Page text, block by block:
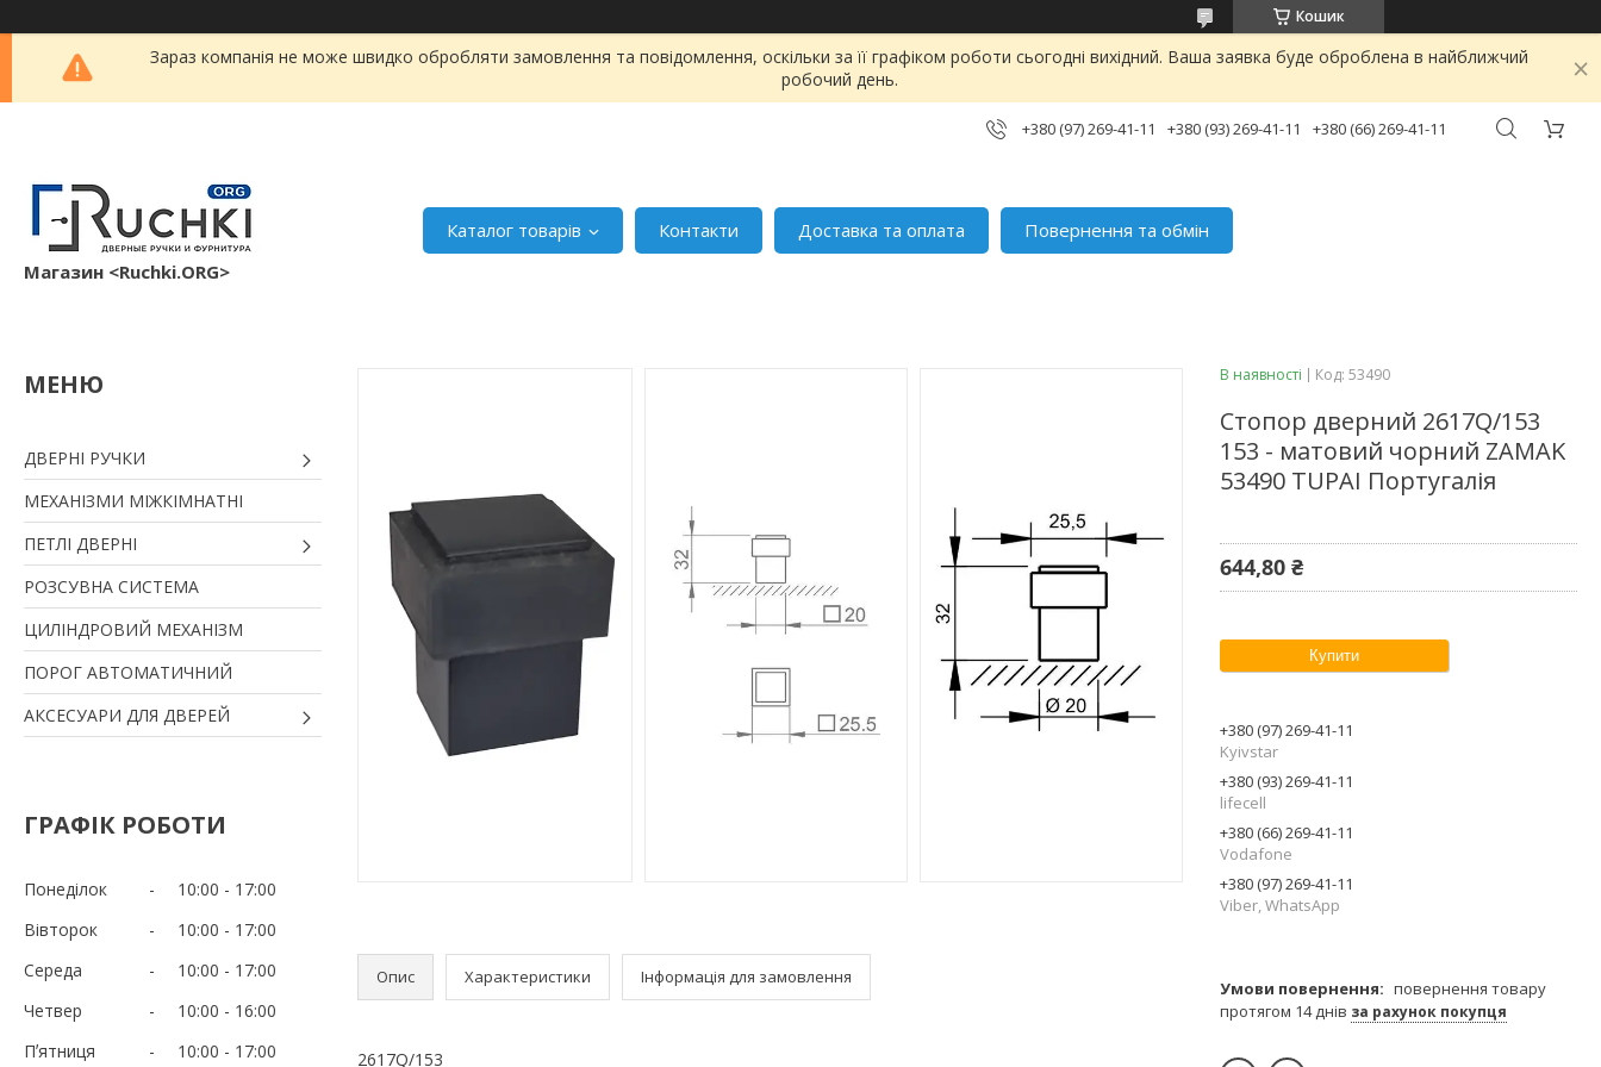
Кошик
Зараз компанія не може швидко обробляти замовлення та повідомлення, оскільки за її графіком роботи сьогодні вихідний. Ваша заявка буде оброблена в найближчий
робочий день.
+380 (97) 269-41-11 +380 (93) 269-41-11 +380 (66) 269-41-11
Магазин <Ruchki.ORG>
Каталог товарів Контакти Доставка та оплата Повернення та обмін
ДВЕРНІ РУЧКИ
МЕХАНІЗМИ МІЖКІМНАТНІ
ПЕТЛІ ДВЕРНІ
РОЗСУВНА СИСТЕМА
ЦИЛІНДРОВИЙ МЕХАНІЗМ
ПОРОГ АВТОМАТИЧНИЙ
АКСЕСУАРИ ДЛЯ ДВЕРЕЙ
ГРАФІК РОБОТИ
Понеділок 10:00
17:00
Вівторок
10:00
17:00
Середа
10:00
17:00
Четвер
10:00
16:00
Пʼятниця
10:00
17:00
Опис Характеристики Інформація для замовлення
2617Q/153
В наявності Код: 53490
Стопор дверний 2617Q/153
153 - матовий чорний ZAMAK
53490 TUPAI Португалія
644,80 ₴
Купити
+380 (97) 269-41-11
Kyivstar
+380 (93) 269-41-11
lifecell
+380 (66) 269-41-11
Vodafone
+380 (97) 269-41-11
Viber, WhatsApp
повернення товару
протягом 14 днів за рахунок покупця